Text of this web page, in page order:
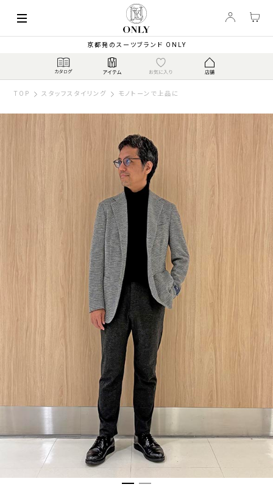
京都発のスーツブランド ONLY
TOP スタッフスタイリング モノトーンで上品に